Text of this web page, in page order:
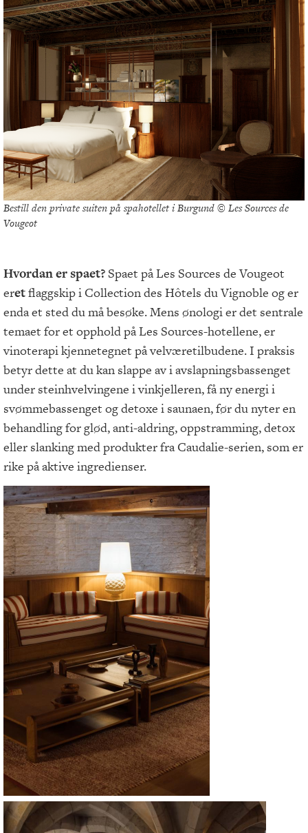
Bestill den private suiten på spahotellet i Burgund © Les Sources de
Vougeot
Hvordan er spaet?Spaet på Les Sources de Vougeot
eretflaggskip i Collection des Hôtels du Vignoble og er
enda et sted du må besøke. Mens ønologi er det sentrale
temaet for et opphold på Les Sources-hotellene, er
vinoterapi kjennetegnet på velværetilbudene. I praksis
betyr dette at du kan slappe av i avslapningsbassenget
under steinhvelvingene i vinkjelleren, få ny energi i
svømmebassenget og detoxe i saunaen, før du nyter en
behandling for glød, anti-aldring, oppstramming, detox
eller slanking med produkter fra Caudalie-serien, som er
rike på aktive ingredienser.